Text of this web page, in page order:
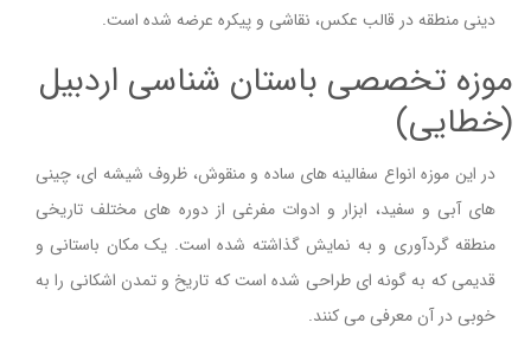
دینی منطقه در قالب عكس، نقاشی و پیكره عرضه شده است.
موزه تخصصی باستان شناسی اردبیل
(خطایی)
در این موزه انواع سفالینه های ساده و منقوش، ظروف شیشه ای، چینی
های آبی و سفید، ابزار و ادوات مفرغی از دوره های مختلف تاریخی
منطقه گردآوری و به نمایش گذاشته شده است. یک مکان باستانی و
قدیمی که به گونه ای طراحی شده است که تاریخ و تمدن اشکانی را به
خوبی در آن معرفی می کنند.